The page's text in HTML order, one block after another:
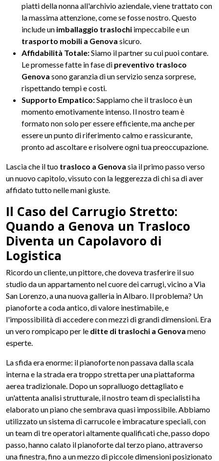
piatti della nonna all'archivio aziendale, viene trattato con
la massima attenzione, come se fosse nostro. Questo
include un imballaggio traslochi impeccabile e un
trasporto mobili a Genova sicuro.
Affidabilità Totale:Siamo il partner su cui puoi contare.
Le promesse fatte in fase di preventivo trasloco
Genova sono garanzia di un servizio senza sorprese,
rispettando tempi e costi.
Supporto Empatico:Sappiamo che il trasloco è un
momento emotivamente intenso. Il nostro team è
formato non solo per essere efficiente, ma anche per
essere un punto di riferimento calmo e rassicurante,
pronto ad ascoltare e risolvere ogni tua preoccupazione.
Lascia che il tuo trasloco a Genova sia il primo passo verso
un nuovo capitolo, vissuto con la leggerezza di chi sa di aver
affidato tutto nelle mani giuste.
Il Caso del Carrugio Stretto:
Quando a Genova un Trasloco
Diventa un Capolavoro di
Logistica
Ricordo un cliente, un pittore, che doveva trasferire il suo
studio da un appartamento nel cuore dei carrugi, vicino a Via
San Lorenzo, a una nuova galleria in Albaro. Il problema? Un
pianoforte a coda antico, di valore inestimabile, e
l'impossibilità di accedere con mezzi di grandi dimensioni. Era
un vero rompicapo per le ditte di traslochi a Genova meno
esperte.
La sfida era enorme: il pianoforte non passava dalla scala
interna e la strada era troppo stretta per una piattaforma
aerea tradizionale. Dopo un sopralluogo dettagliato e
un'attenta analisi strutturale, il nostro team di specialisti ha
elaborato un piano che sembrava quasi impossibile. Abbiamo
utilizzato un sistema di carrucole e imbracature speciali, con
un team di tre operatori altamente qualificati che, passo dopo
passo, hanno calato il pianoforte dal terzo piano, attraverso
una finestra, fino a un mezzo di piccole dimensioni posizionato